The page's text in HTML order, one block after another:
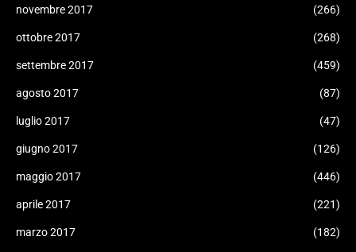
novembre 2017 (266)
ottobre 2017 (268)
settembre 2017 (459)
agosto 2017 (87)
luglio 2017 (47)
giugno 2017 (126)
maggio 2017 (446)
aprile 2017 (221)
marzo 2017 (182)